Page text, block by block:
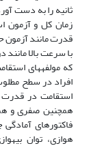
ثانیه را به دست
زمان کل و آزمون
قدرت مانند آزمون
که مولفه­های
افراد در سطح
استقامت در
فاکتورهای
هوازی، توان